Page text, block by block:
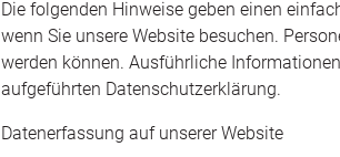
Die folgenden Hinweise geben einen
wenn Sie unsere Website besuchen.
werden können. Ausführliche
aufgeführten Datenschutzerklärung.
Datenerfassung auf unserer Website